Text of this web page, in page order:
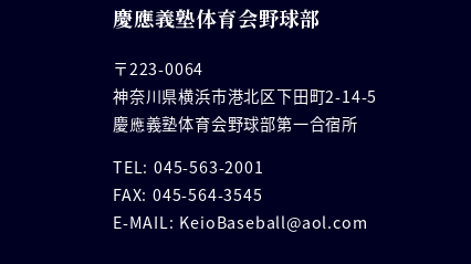
慶應義塾体育会野球部
〒223-0064
神奈川県横浜市港北区下田町2-14-5
慶應義塾体育会野球部第一合宿所
TEL: 045-563-2001
FAX: 045-564-3545
E-MAIL: KeioBaseball@aol.com